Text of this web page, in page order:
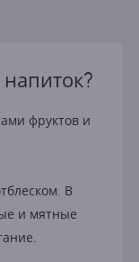
фруктов и
В
и мятные